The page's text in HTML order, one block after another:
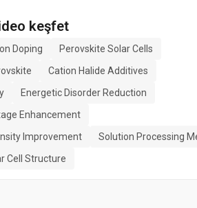
keşfet
Doping
Perovskite Solar Cells
Cation Halide Additives
Energetic Disorder Reduction
Enhancement
Improvement
Solution Processing
Cell Structure